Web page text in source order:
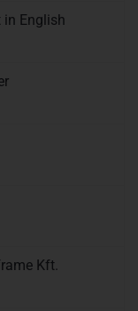
in English
Kft.